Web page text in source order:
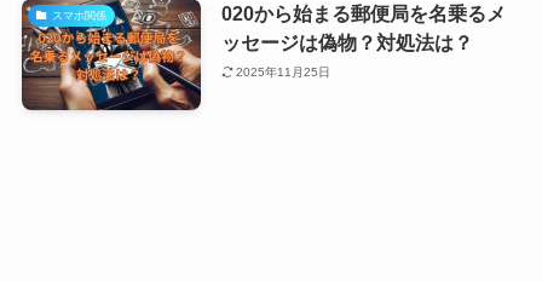
スマホ関係
020から始まる郵便局を名乗るメ
ッセージは偽物？対処法は？
2025年11月25日